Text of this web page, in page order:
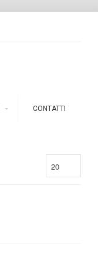
CONTATTI
20